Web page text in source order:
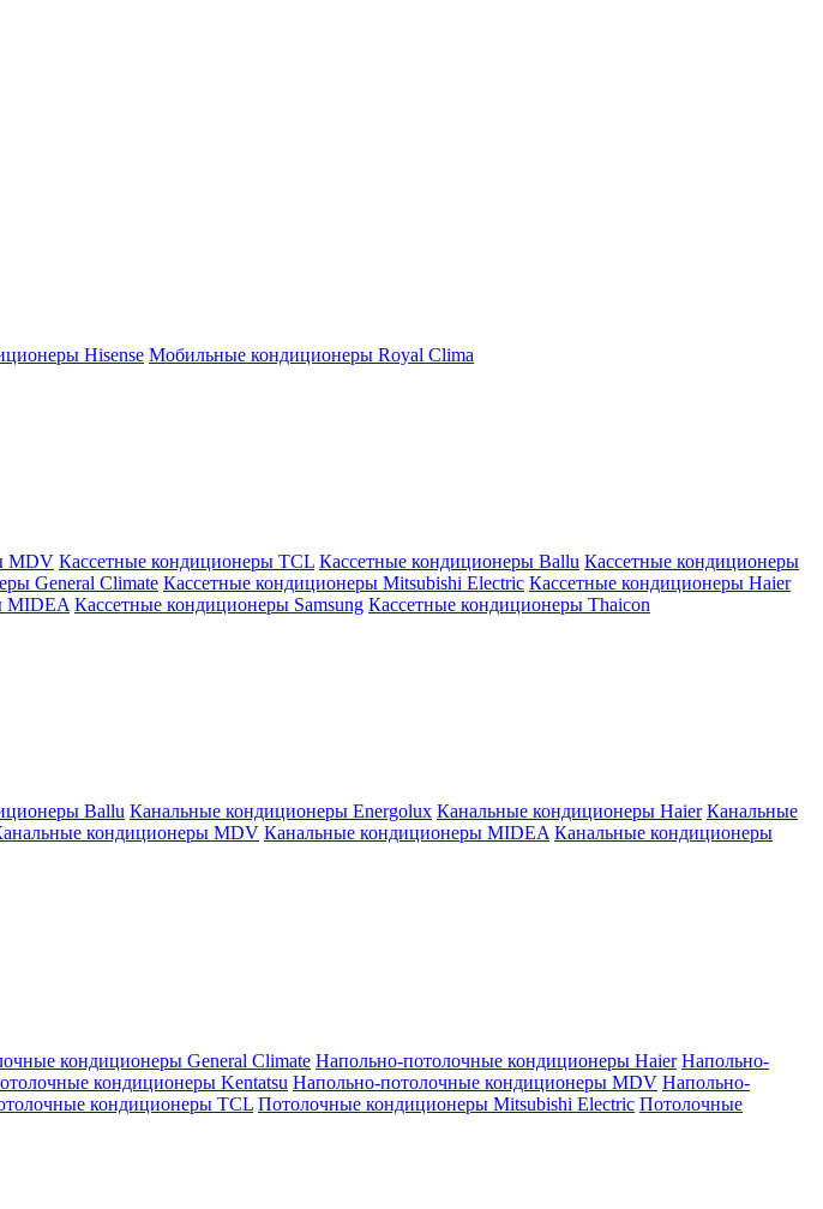
Hisense Мобильные кондиционеры Royal Clima
MDV Кассетные кондиционеры TCL Кассетные кондиционеры Ballu Кассетные кондиционеры
General Climate Кассетные кондиционеры Mitsubishi Electric Кассетные кондиционеры Haier
MIDEA Кассетные кондиционеры Samsung Кассетные кондиционеры Thaicon
Ballu Канальные кондиционеры Energolux Канальные кондиционеры Haier Канальные
кондиционеры MDV Канальные кондиционеры MIDEA Канальные кондиционеры
кондиционеры General Climate Напольно-потолочные кондиционеры Haier Напольно-
кондиционеры Kentatsu Напольно-потолочные кондиционеры MDV Напольно-
кондиционеры TCL Потолочные кондиционеры Mitsubishi Electric Потолочные